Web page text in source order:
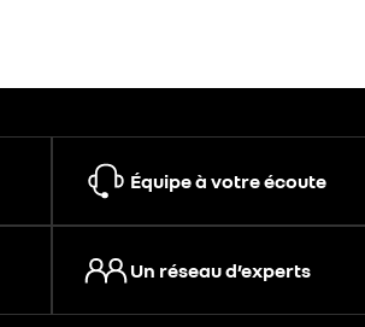
Équipe à votre écoute
Un réseau d’experts